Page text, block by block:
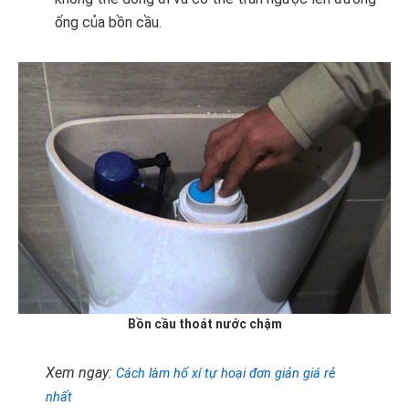
ống của bồn cầu.
Bồn cầu thoát nước chậm
Xem ngay: Cách làm hố xí tự hoại đơn giản giá rẻ
nhất